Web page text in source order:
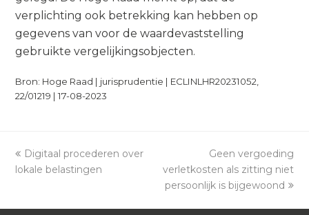
verplichting ook betrekking kan hebben op
gegevens van voor de waardevaststelling
gebruikte vergelijkingsobjecten.
Bron: Hoge Raad | jurisprudentie | ECLINLHR20231052,
22/01219 | 17-08-2023
previous
post:
Digitaal procederen over
lokale belastingen
next
post:
Geen vergoeding
verletkosten als zitting niet
persoonlijk is bijgewoond